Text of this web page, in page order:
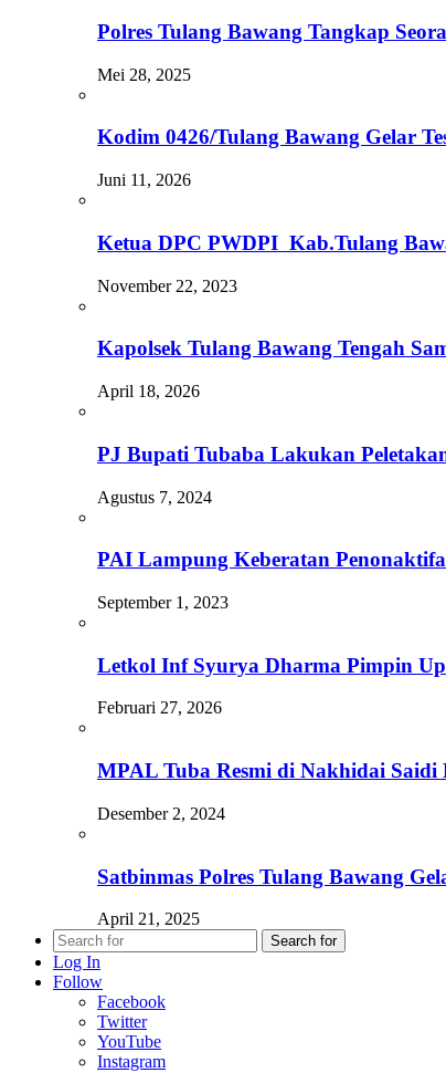
Polres Tulang Bawang Tangkap
Mei 28, 2025
Kodim 0426/Tulang Bawang Gelar
Juni 11, 2026
Ketua DPC PWDPI Kab.Tulang
November 22, 2023
Kapolsek Tulang Bawang Tengah
April 18, 2026
PJ Bupati Tubaba Lakukan
Agustus 7, 2024
PAI Lampung Keberatan
September 1, 2023
Letkol Inf Syurya Dharma Pimpin
Februari 27, 2026
MPAL Tuba Resmi di Nakhidai Saidi
Desember 2, 2024
Satbinmas Polres Tulang Bawang
April 21, 2025
Search for
Log In
Follow
Facebook
Twitter
YouTube
Instagram